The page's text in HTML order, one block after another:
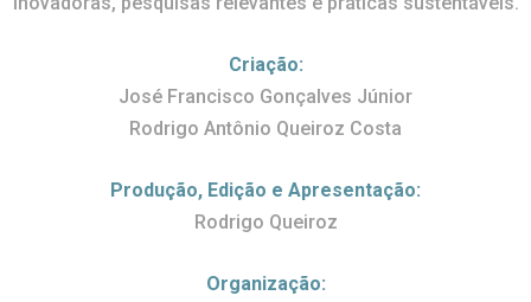
Criação:
José Francisco Gonçalves Júnior
Rodrigo Antônio Queiroz Costa
Produção, Edição e Apresentação:
Rodrigo Queiroz
Organização: